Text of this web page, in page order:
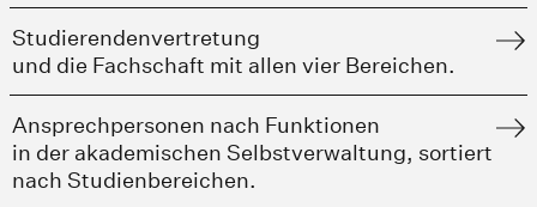
Studierendenvertretung
und die Fachschaft mit allen vier Bereichen.
Ansprechpersonen nach Funktionen
in der akademischen Selbstverwaltung, sortiert
nach Studienbereichen.